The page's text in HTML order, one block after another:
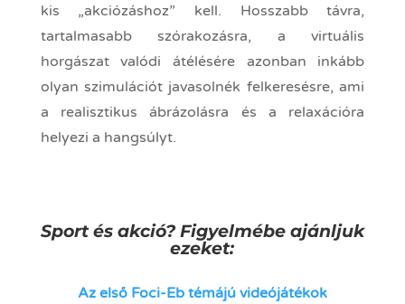
kis „akciózáshoz” kell. Hosszabb távra,
tartalmasabb szórakozásra, a virtuális
horgászat valódi átélésére azonban inkább
olyan szimulációt javasolnék felkeresésre, ami
a realisztikus ábrázolásra és a relaxációra
helyezi a hangsúlyt.
Sport és akció? Figyelmébe ajánljuk
ezeket:
Az első Foci-Eb témájú videójátékok